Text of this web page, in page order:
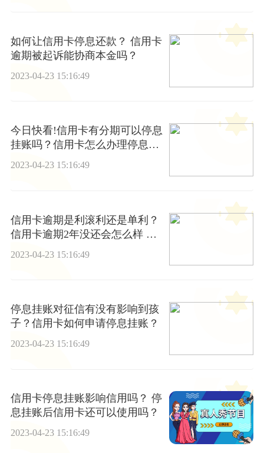
如何让信用卡停息还款？ 信用卡
逾期被起诉能协商本金吗？
2023-04-23 15:16:49
今日快看!信用卡有分期可以停息
挂账吗？信用卡怎么办理停息挂
账分期？
2023-04-23 15:16:49
信用卡逾期是利滚利还是单利？
信用卡逾期2年没还会怎么样 世
2023-04-23 15:16:49
停息挂账对征信有没有影响到孩
子？信用卡如何申请停息挂账？
2023-04-23 15:16:49
信用卡停息挂账影响信用吗？ 停
息挂账后信用卡还可以使用吗？
2023-04-23 15:16:49